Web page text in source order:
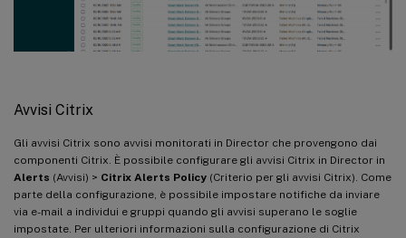
Avvisi Citrix
Gli avvisi Citrix sono avvisi monitorati in Director che provengono dai
componenti Citrix. È possibile configurare gli avvisi Citrix in Director in
Alerts (Avvisi) > Citrix Alerts Policy (Criterio per gli avvisi Citrix). Come
parte della configurazione, è possibile impostare notifiche da inviare
via e-mail a individui e gruppi quando gli avvisi superano le soglie
impostate. Per ulteriori informazioni sulla configurazione di Citrix